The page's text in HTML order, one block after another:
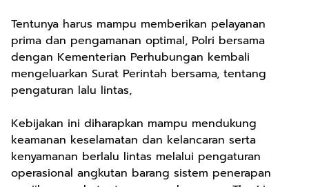
Tentunya harus mampu memberikan pelayanan
prima dan pengamanan optimal, Polri bersama
dengan Kementerian Perhubungan kembali
mengeluarkan Surat Perintah bersama, tentang
pengaturan lalu lintas,
Kebijakan ini diharapkan mampu mendukung
keamanan keselamatan dan kelancaran serta
kenyamanan berlalu lintas melalui pengaturan
operasional angkutan barang sistem penerapan